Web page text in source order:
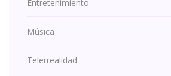
Entretenimiento
Música
Telerrealidad